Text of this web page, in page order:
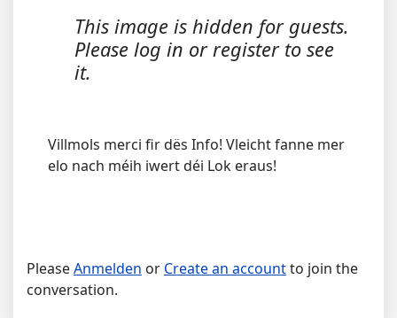
This image is hidden for guests.
Please log in or register to see
it.
Villmols merci fir dës Info! Vleicht fanne mer
elo nach méih iwert déi Lok eraus!
PleaseAnmelden or Create an accountto join the
conversation.